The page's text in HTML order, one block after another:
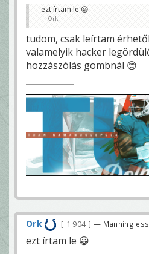
ezt írtam le 😀
Ork
tudom, csak leírtam
valamelyik hacker
hozzászólás gombnál 😊
Ork 1 904 — Manningless
ezt írtam le 😀